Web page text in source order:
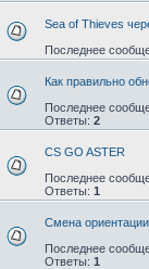
Sea of Thieves
Последнее
Как правильно
Последнее
Ответы: 2
CS GO ASTER
Последнее
Ответы: 1
Смена ориентации
Последнее
Ответы: 1